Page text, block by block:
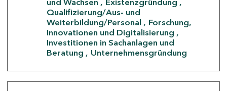
und Wachsen
Existenzgründung
Qualifizierung/Aus- und
Weiterbildung/Personal
Forschung,
Innovationen und Digitalisierung
Investitionen in Sachanlagen und
Beratung
Unternehmensgründung